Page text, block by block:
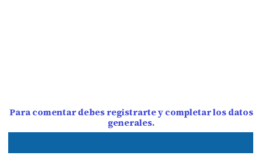
Para comentar debes registrarte y completar los datos
generales.